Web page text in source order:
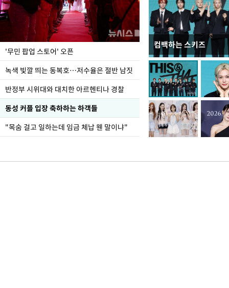
'무민 팝업 스토어' 오픈
녹색 빛깔 띄는 동복호…저수율은 절반 남짓
반정부 시위대와 대치한 아르헨티나 경찰
동성 커플 입장 축하하는 하객들
"목숨 걸고 일하는데 임금 체납 웬 말이냐"
컴백하는 스키즈
지석천 뒤덮은 개구리